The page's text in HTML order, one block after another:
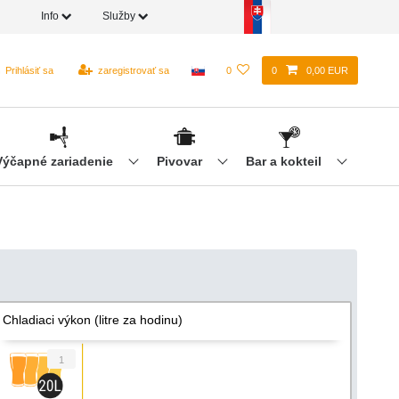
Info Služby
Prihlásiť sa zaregistrovať sa 0 0 0,00 EUR
zariadenie Pivovar Bar a kokteil
Chladiaci výkon (litre za hodinu)
1